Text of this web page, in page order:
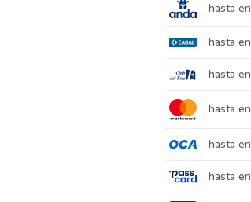
hasta en
hasta en
hasta en
hasta en
hasta en
hasta en